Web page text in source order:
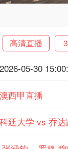
高清直播
05-30
澳西甲直播
科廷大学 vs 乔